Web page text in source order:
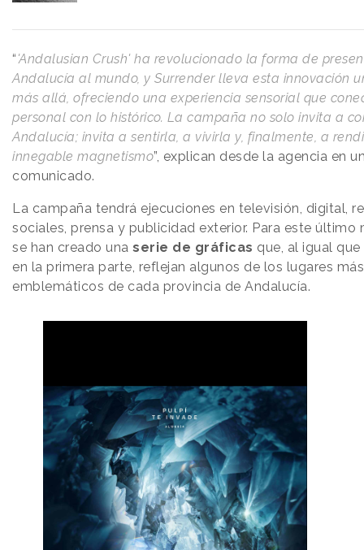
“'Andalusian Crush' ha revolucionado la forma de
Andalucía al mundo, y Surrender lleva esta innovación
más allá, ofreciendo una experiencia sensorial que
personal con lo histórico. La campaña no solo invita a
Andalucía; invita a sentirla, a vivirla y, finalmente, a
innegable magnetismo”, explican desde la agencia en
comunicado.
La campaña tendrá ejecuciones en televisión, digital,
sociales, prensa y publicidad exterior. Para este último
se han creado una serie de gráficas que, al igual
en la primera parte, reflejan algunos de los lugares más
emblemáticos de cada provincia de Andalucía.